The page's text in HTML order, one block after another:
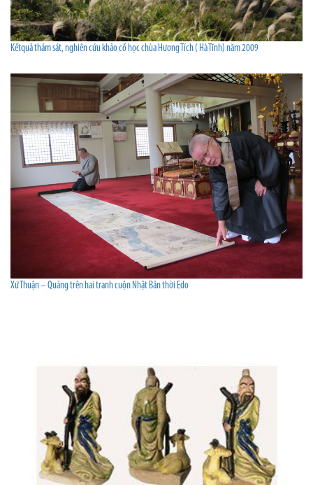
Kếtquả thám sát, nghiên cứu khảo cố học chùa Hương Tích ( Hà Tĩnh) năm 2009
Xứ Thuận – Quảng trên hai tranh cuộn Nhật Bản thời Edo